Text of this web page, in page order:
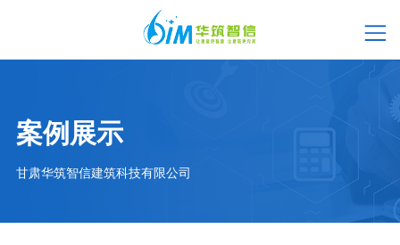
案例展示
甘肃华筑智信建筑科技有限公司